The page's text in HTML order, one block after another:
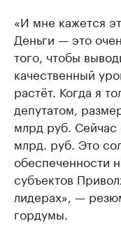
«И мне кажется
Деньги — это
того, чтобы
качественный
растёт. Когда я
депутатом,
млрд руб.
млрд. руб. Это
обеспеченности
субъектов
лидерах», —
гордумы.